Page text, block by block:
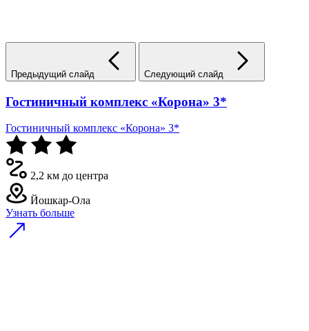
Предыдущий слайд Следующий слайд
Гостиничный комплекс «Корона» 3*
Гостиничный комплекс «Корона» 3*
2,2 км до центра
Йошкар-Ола
Узнать больше